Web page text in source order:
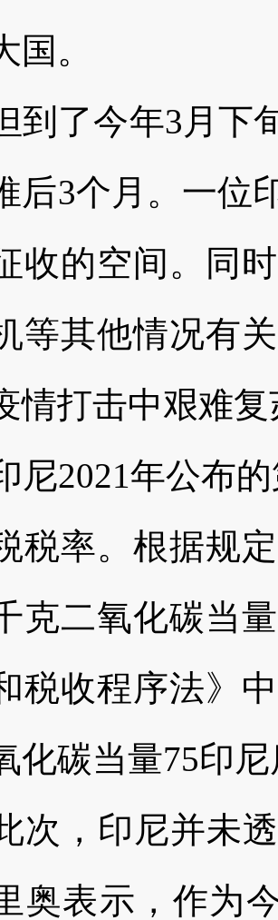
国。
了今年3月下旬
后3个月。一位
收的空间。同
等其他情况有
情打击中艰难
2021年公布的
税率。根据规
克二氧化碳当
税收程序法》
化碳当量75印
，印尼并未透
奥表示，作为